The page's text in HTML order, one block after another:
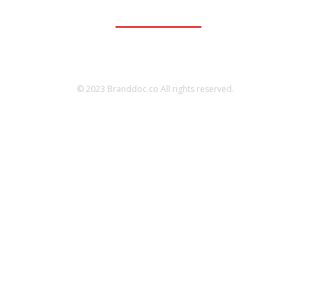
© 2023 Branddoc.co All rights reserved.